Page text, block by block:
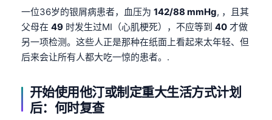
一位36岁的银屑病患者，血压为 142/88 mmHg, ，且其
父母在 49 时发生过MI（心肌梗死），不应等到 40 才做
另一项检测。这些人正是那种在纸面上看起来太年轻、但
后来会让所有人都大吃一惊的患者。.
开始使用他汀或制定重大生活方式计划
后：何时复查
Norsk bokmål